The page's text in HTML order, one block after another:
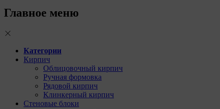
Главное меню
Категории
Кирпич
Облицовочный кирпич
Ручная формовка
Рядовой кирпич
Клинкерный кирпич
Стеновые блоки